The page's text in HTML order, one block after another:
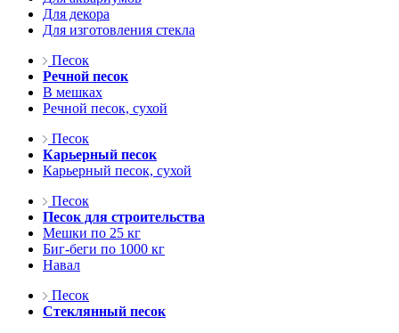
Для декора
Для изготовления стекла
Песок
Речной песок
В мешках
Речной песок, сухой
Песок
Карьерный песок
Карьерный песок, сухой
Песок
Песок для строительства
Мешки по 25 кг
Биг-беги по 1000 кг
Навал
Песок
Стеклянный песок